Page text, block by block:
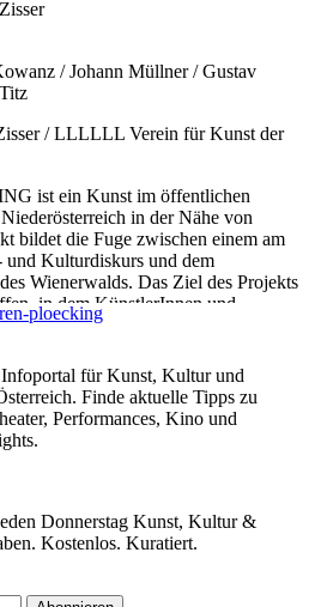
/ Johann Müllner / Gustav
/ LLLLLL Verein für Kunst der
ist ein Kunst im öffentlichen
in der Nähe von
bildet die Fuge zwischen einem am
und Kulturdiskurs und dem
Wienerwalds. Das Ziel des Projekts
in dem KünstlerInnen und
die Interaktion zwischen Kunst und
eine Anhöhe verlaufend, auf einer
Maria Gugging mit
eröffnet sich der Ausblick über
und die dahinter liegenden
diesem Weg werden in der ersten
des Projekts gehen einerseits
Raum zurück, die 2015 mit
ihren Anfang nahmen und über einen
ein Netzwerk nationaler und
ploecking
Infoportal für Kunst, Kultur und
Finde aktuelle Tipps zu
Performances, Kino und
Donnerstag Kunst, Kultur &
Kostenlos. Kuratiert.